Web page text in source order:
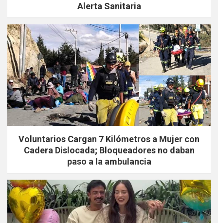
Alerta Sanitaria
Voluntarios Cargan 7 Kilómetros a Mujer con
Cadera Dislocada; Bloqueadores no daban
paso a la ambulancia